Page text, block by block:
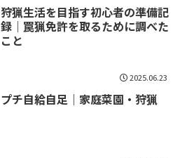
狩猟生活を目指す初心者の準備記
録｜罠猟免許を取るために調べた
こと
2025.06.23
プチ自給自足｜家庭菜園・狩猟